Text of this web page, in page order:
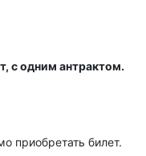
с одним антрактом.
приобретать билет.